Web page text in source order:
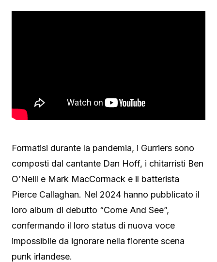
Formatisi durante la pandemia, i Gurriers sono
composti dal cantante Dan Hoff, i chitarristi Ben
O’Neill e Mark MacCormack e il batterista
Pierce Callaghan. Nel 2024 hanno pubblicato il
loro album di debutto “Come And See”,
confermando il loro status di nuova voce
impossibile da ignorare nella fiorente scena
punk irlandese.